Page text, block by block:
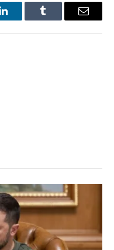
LinkedInTumblr Email